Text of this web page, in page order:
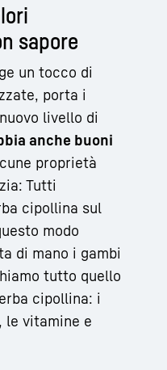
sapore
un tocco di
porta i
livello di
anche buoni
proprietà
Tutti
cipollina sul
modo
di mano i gambi
tutto quello
cipollina: i
le vitamine e